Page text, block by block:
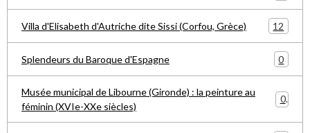
Villa d'Elisabeth d'Autriche dite Sissi (Corfou, Grèce) 12
Splendeurs du Baroque d'Espagne 0
Musée municipal de Libourne (Gironde) : la peinture au
féminin (XVIe-XXe siècles)
0